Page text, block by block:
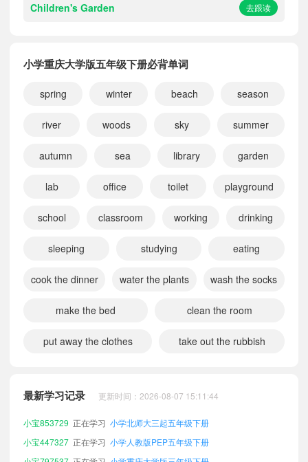
Children's Garden 去跟读
小学重庆大学版五年级下册必背单词
spring winter beach season
river woods sky summer
autumn sea library garden
lab office toilet playground
school classroom working drinking
sleeping studying eating
cook the dinner water the plants wash the socks
make the bed clean the room
put away the clothes take out the rubbish
最新学习记录 更新时间：2026-08-07 15:11:44
小宝627287 正在学习 小学沪教版（深圳）五年级下册
小宝780658 正在学习 小学陕旅版五年级下册
小宝853729 正在学习 小学北师大三起五年级下册
小宝447327 正在学习 小学人教版PEP五年级下册
小宝797537 正在学习 小学重庆大学版三年级下册